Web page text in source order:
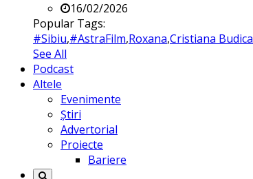
16/02/2026
Popular Tags:
#Sibiu,#AstraFilm,Roxana,Cristiana Budica
See All
Podcast
Altele
Evenimente
Știri
Advertorial
Proiecte
Bariere